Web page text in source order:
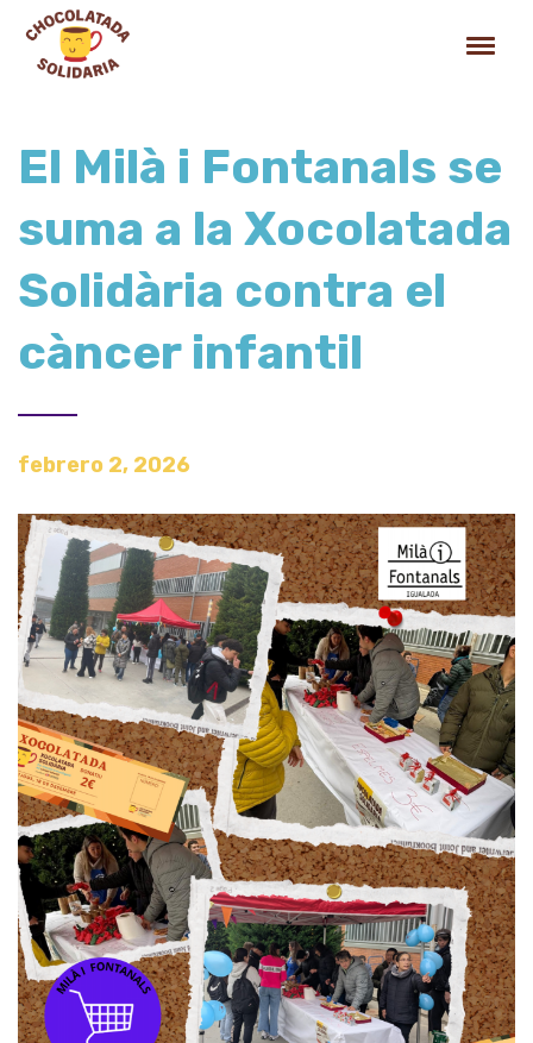
El Milà i Fontanals se
suma a la Xocolatada
Solidària contra el
càncer infantil
febrero 2, 2026